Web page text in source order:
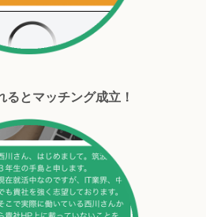
るとマッチング成立！